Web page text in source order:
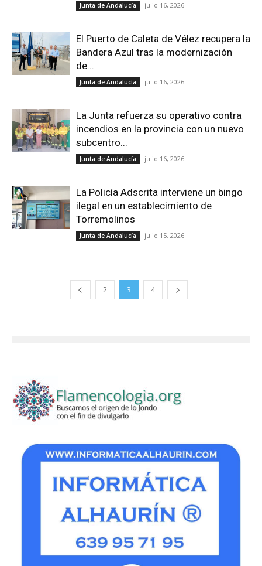
Junta de Andalucía julio 16, 2026
El Puerto de Caleta de Vélez recupera la
Bandera Azul tras la modernización
de...
Junta de Andalucía julio 16, 2026
La Junta refuerza su operativo contra
incendios en la provincia con un nuevo
subcentro...
Junta de Andalucía julio 16, 2026
La Policía Adscrita interviene un bingo
ilegal en un establecimiento de
Torremolinos
Junta de Andalucía julio 15, 2026
2 3 4